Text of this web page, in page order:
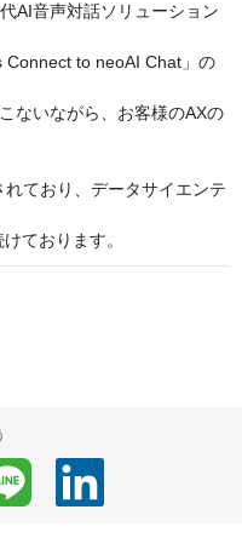
AI音声対話ソリューション
Connect to neoAI Chat」の
ないながら、お客様のAXの
ており、データサイエンテ
ております。